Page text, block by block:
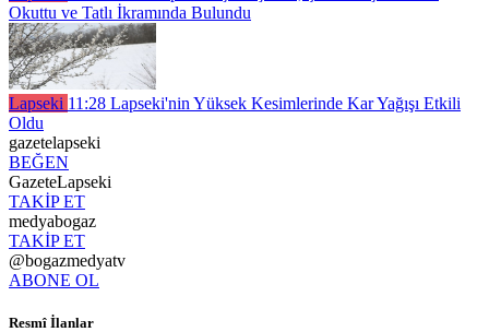
Okuttu ve Tatlı İkramında Bulundu
Lapseki 11:28 Lapseki'nin Yüksek Kesimlerinde Kar Yağışı Etkili
Oldu
gazetelapseki
BEĞEN
GazeteLapseki
TAKİP ET
medyabogaz
TAKİP ET
@bogazmedyatv
ABONE OL
Resmî İlanlar